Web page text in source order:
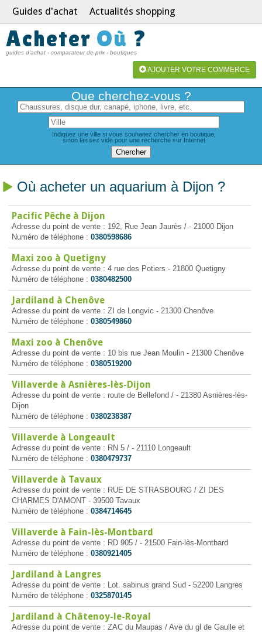
Guides d'achat Actualités shopping
Acheter Où ?
guides d'achat - comparateur de prix - boutiques
AJOUTER VOTRE COMMERCE
Que cherchez-vous ?
Indiquez une ville si vous souhaitez chercher en boutique,
sinon laissez vide pour une recherche sur Internet
Où acheter un aquarium à Dijon ?
Pacific Pêche à Dijon
Adresse du point de vente : 192, Rue Jean Jaurès / - 21000 Dijon
Numéro de téléphone : 0380598686
Maxi zoo à Quetigny
Adresse du point de vente : 4 rue des Potiers - 21800 Quetigny
Numéro de téléphone : 0380482500
Jardiland à Chenôve
Adresse du point de vente : ZI de Longvic - 21300 Chenôve
Numéro de téléphone : 0380549860
Maxi zoo à Chenôve
Adresse du point de vente : 10 bis rue Jean Moulin - 21300 Chenôve
Numéro de téléphone : 0380519200
Villaverde à Asnières-lès-Dijon
Adresse du point de vente : route de Bellefond / - 21380 Asnières-lès-
Dijon
Numéro de téléphone : 0380238387
Villaverde à Longeault
Adresse du point de vente : RN 5 / - 21110 Longeault
Numéro de téléphone : 0380479737
Villaverde à Tavaux
Adresse du point de vente : RUE DE STRASBOURG / ZI DES
CHARMES D'AMONT - 39500 Tavaux
Numéro de téléphone : 0384714645
Villaverde à Fain-lès-Montbard
Adresse du point de vente : RD 905 / - 21500 Fain-lès-Montbard
Numéro de téléphone : 0380921405
Jardiland à Langres
Adresse du point de vente : Lot. sabinus grand Sud - 52200 Langres
Numéro de téléphone : 0325870145
Jardiland à Châtenoy-le-Royal
Adresse du point de vente : ZAC du Maupas / Ave du gl de Gaulle et